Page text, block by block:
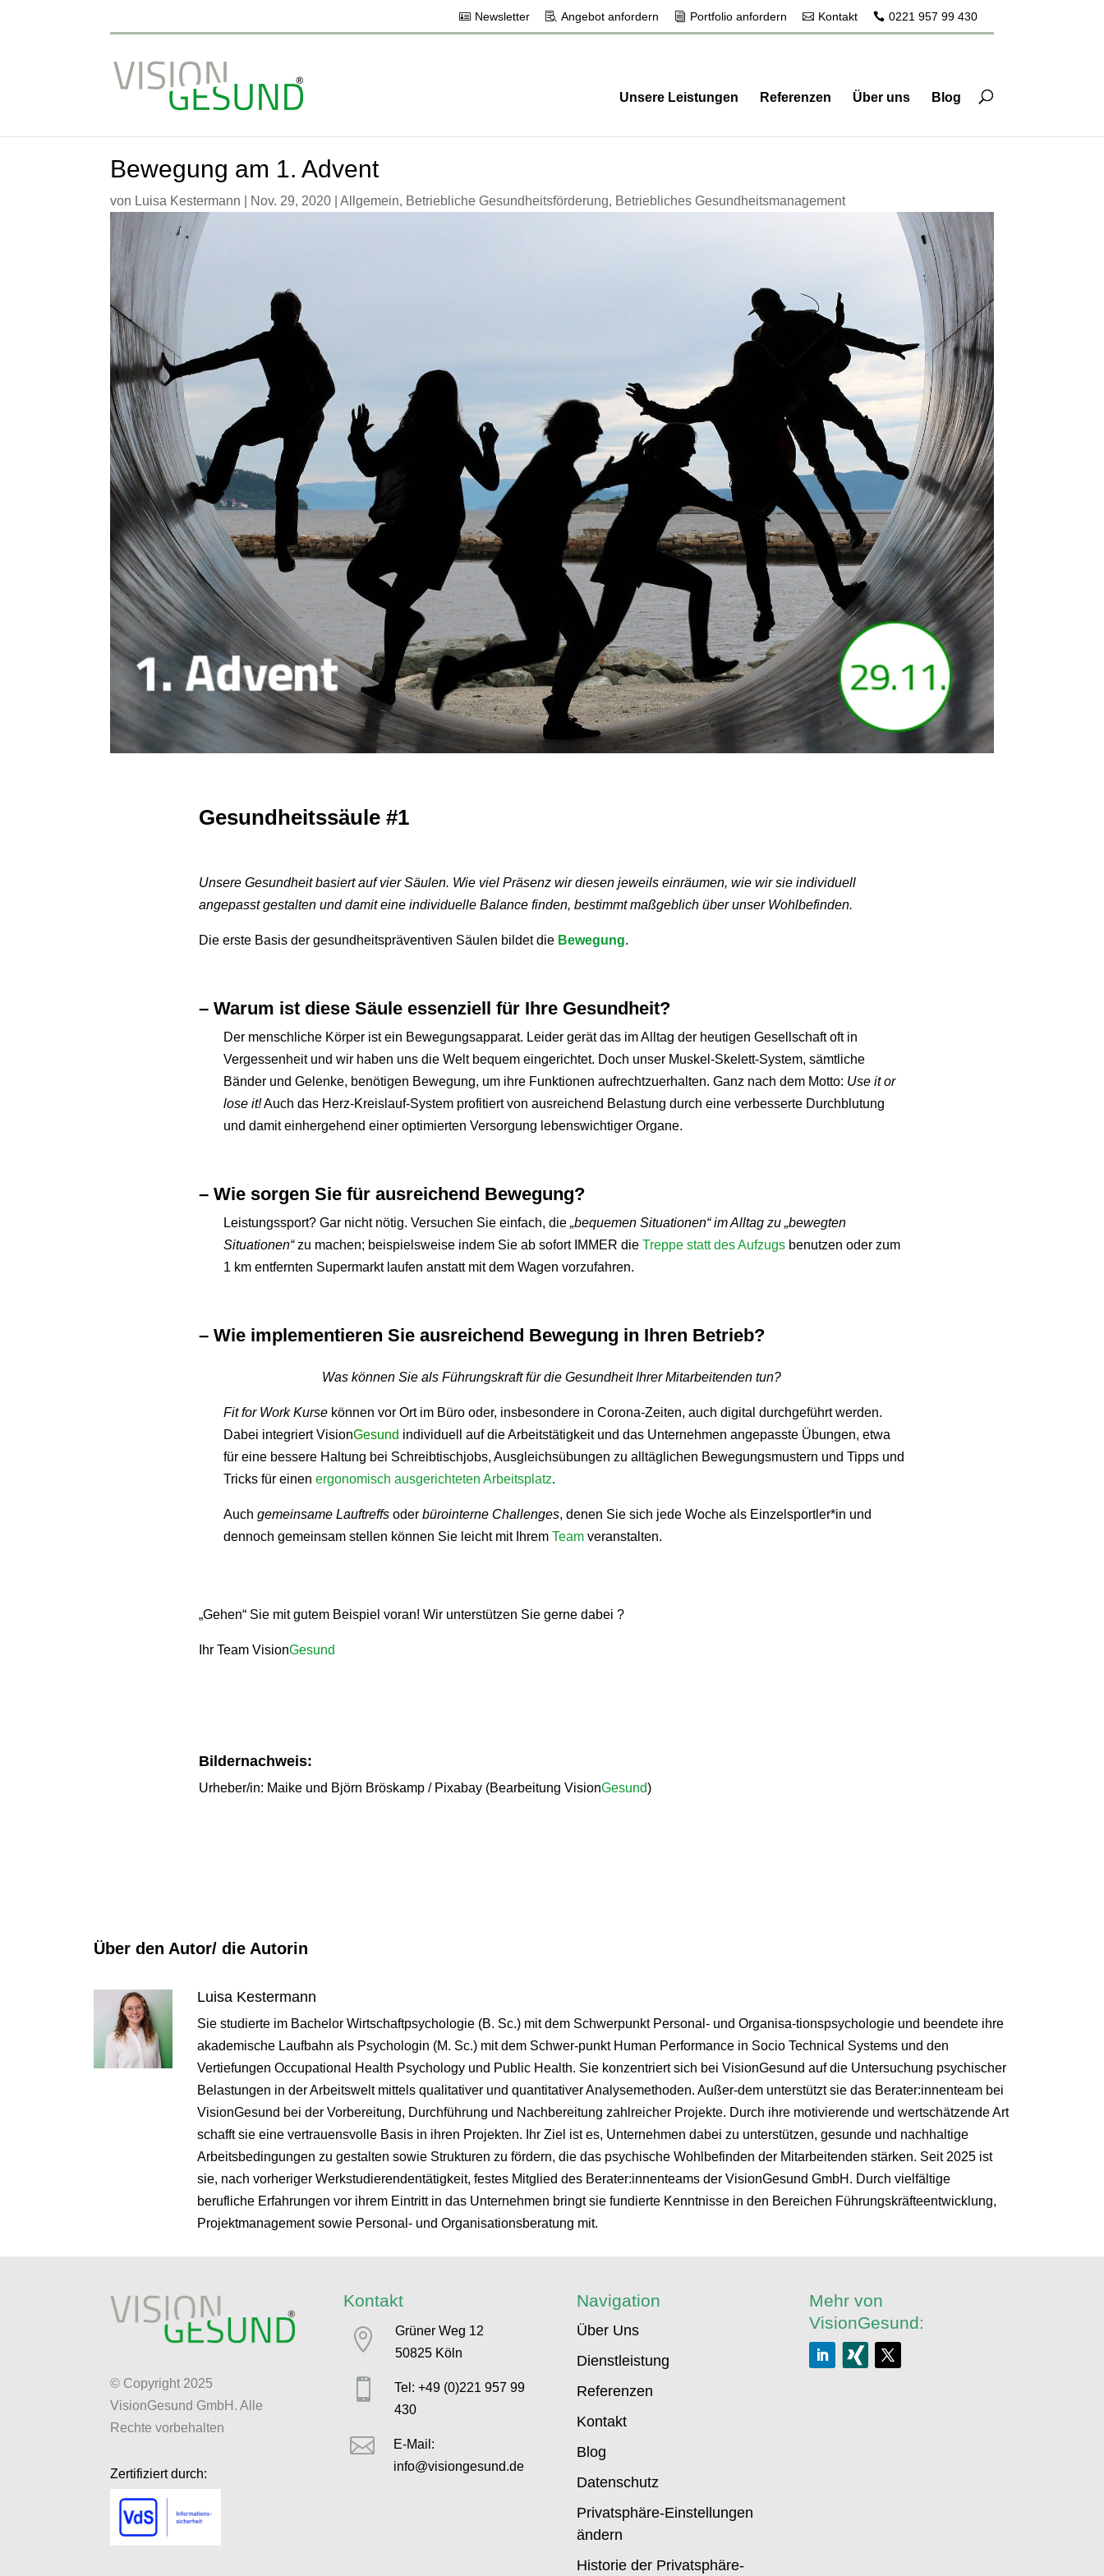
Newsletter Angebot anfordern Portfolio anfordern Kontakt 0221 957 99 430
Unsere Leistungen Referenzen Über uns Blog
Bewegung am 1. Advent
von Luisa Kestermann Nov. 29, 2020 |Allgemein, Betriebliche Gesundheitsförderung, Betriebliches Gesundheitsmanagement
Gesundheitssäule #1
Unsere Gesundheit basiert auf vier Säulen. Wie viel Präsenz wir diesen jeweils einräumen, wie wir sie individuell
angepasst gestalten und damit eine individuelle Balance finden, bestimmt maßgeblich über unser Wohlbefinden.
Die erste Basis der gesundheitspräventiven Säulen bildet die Bewegung.
– Warum ist diese Säule essenziell für Ihre Gesundheit?
Der menschliche Körper ist ein Bewegungsapparat. Leider gerät das im Alltag der heutigen Gesellschaft oft in
Vergessenheit und wir haben uns die Welt bequem eingerichtet. Doch unser Muskel-Skelett-System, sämtliche
Bänder und Gelenke, benötigen Bewegung, um ihre Funktionen aufrechtzuerhalten. Ganz nach dem Motto: Use it or
lose it!Auch das Herz-Kreislauf-System profitiert von ausreichend Belastung durch eine verbesserte Durchblutung
und damit einhergehend einer optimierten Versorgung lebenswichtiger Organe.
– Wie sorgen Sie für ausreichend Bewegung?
Leistungssport? Gar nicht nötig. Versuchen Sie einfach, die „bequemen Situationen“ im Alltag zu „bewegten
Situationen“zu machen; beispielsweise indem Sie ab sofort IMMER die Treppe statt des Aufzugsbenutzen oder zum
1 km entfernten Supermarkt laufen anstatt mit dem Wagen vorzufahren.
– Wie implementieren Sie ausreichend Bewegung in Ihren Betrieb?
Was können Sie als Führungskraft für die Gesundheit Ihrer Mitarbeitenden tun?
Fit for Work Kursekönnen vor Ort im Büro oder, insbesondere in Corona-Zeiten, auch digital durchgeführt werden.
Dabei integriert VisionGesund individuell auf die Arbeitstätigkeit und das Unternehmen angepasste Übungen, etwa
für eine bessere Haltung bei Schreibtischjobs, Ausgleichsübungen zu alltäglichen Bewegungsmustern und Tipps und
Tricks für einen ergonomisch ausgerichteten Arbeitsplatz.
Auch gemeinsame Lauftreffsoder bürointerne Challenges, denen Sie sich jede Woche als Einzelsportler*in und
dennoch gemeinsam stellen können Sie leicht mit Ihrem Teamveranstalten.
„Gehen“ Sie mit gutem Beispiel voran! Wir unterstützen Sie gerne dabei ?
Ihr Team VisionGesund
Bildernachweis:
Urheber/in: Maike und Björn Bröskamp / Pixabay (Bearbeitung VisionGesund)
Über den Autor/ die Autorin
Luisa Kestermann
Sie studierte im Bachelor Wirtschaftpsychologie (B. Sc.) mit dem Schwerpunkt Personal- und Organisa-tionspsychologie und beendete ihre
akademische Laufbahn als Psychologin (M. Sc.) mit dem Schwer-punkt Human Performance in Socio Technical Systems und den
Vertiefungen Occupational Health Psychology und Public Health. Sie konzentriert sich bei VisionGesund auf die Untersuchung psychischer
Belastungen in der Arbeitswelt mittels qualitativer und quantitativer Analysemethoden. Außer-dem unterstützt sie das Berater:innenteam bei
VisionGesund bei der Vorbereitung, Durchführung und Nachbereitung zahlreicher Projekte. Durch ihre motivierende und wertschätzende Art
schafft sie eine vertrauensvolle Basis in ihren Projekten. Ihr Ziel ist es, Unternehmen dabei zu unterstützen, gesunde und nachhaltige
Arbeitsbedingungen zu gestalten sowie Strukturen zu fördern, die das psychische Wohlbefinden der Mitarbeitenden stärken. Seit 2025 ist
sie, nach vorheriger Werkstudierendentätigkeit, festes Mitglied des Berater:innenteams der VisionGesund GmbH. Durch vielfältige
berufliche Erfahrungen vor ihrem Eintritt in das Unternehmen bringt sie fundierte Kenntnisse in den Bereichen Führungskräfteentwicklung,
Projektmanagement sowie Personal- und Organisationsberatung mit.
© Copyright 2025
VisionGesund GmbH. Alle
Rechte vorbehalten
Zertifiziert durch:
Kontakt

Grüner Weg 12
50825 Köln

Tel: +49 (0)221 957 99
430

E-Mail:
info@visiongesund.de
Navigation
Über Uns
Dienstleistung
Referenzen
Kontakt
Blog
Datenschutz
Privatsphäre-Einstellungen
ändern
Historie der Privatsphäre-
Mehr von
VisionGesund: